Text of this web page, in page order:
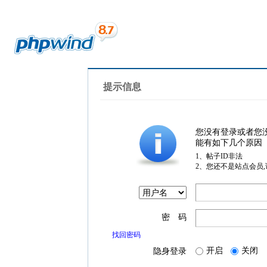
提示信息
您没有登录或者您
能有如下几个原因
1、帖子ID非法
2、您还不是站点会员
密 码
找回密码
隐身登录 开启 关闭